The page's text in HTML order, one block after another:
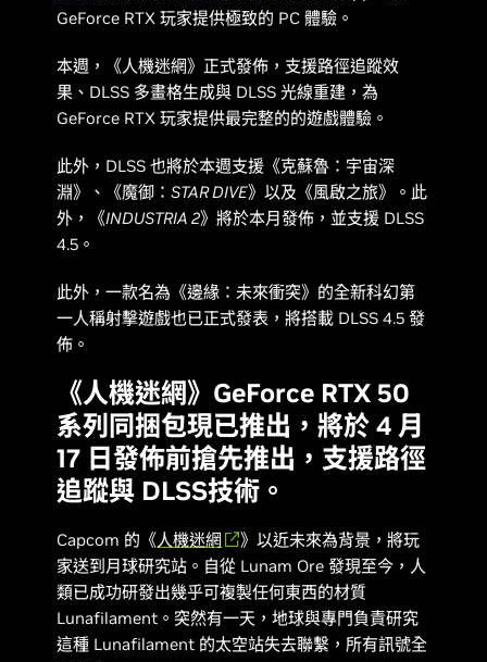
GeForce RTX 玩家提供極致的 PC 體驗。
本週，《人機迷網》正式發佈，支援路徑追蹤效
果、DLSS 多畫格生成與 DLSS 光線重建，為
GeForce RTX 玩家提供最完整的的遊戲體驗。
此外，DLSS 也將於本週支援《克蘇魯：宇宙深
淵》、《魔御：STAR DIVE》以及《風啟之旅》。此
外，《INDUSTRIA 2》將於本月發佈，並支援 DLSS
4.5。
此外，一款名為《邊緣：未來衝突》的全新科幻第
一人稱射擊遊戲也已正式發表，將搭載 DLSS 4.5 發
佈。
《人機迷網》GeForce RTX 50
系列同捆包現已推出，將於 4 月
17 日發佈前搶先推出，支援路徑
追蹤與 DLSS技術。
Capcom 的《人機迷網
》以近未來為背景，將玩
家送到月球研究站。自從 Lunam Ore 發現至今，人
類已成功研發出幾乎可複製任何東西的材質
Lunafilament。突然有一天，地球與專門負責研究
這種 Lunafilament 的太空站失去聯繫，所有訊號全